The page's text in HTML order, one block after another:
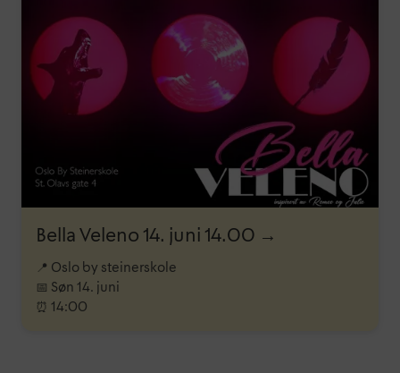
Bella Veleno 14. juni 14.00 →
📍 Oslo by steinerskole
📅 Søn 14. juni
⏰ 14:00